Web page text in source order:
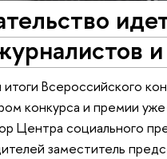
и
Всероссийского
конкурса и премии
Центра социального
заместитель